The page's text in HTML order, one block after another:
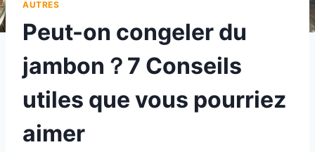
AUTRES
Peut-on congeler du
jambon？7 Conseils
utiles que vous pourriez
aimer